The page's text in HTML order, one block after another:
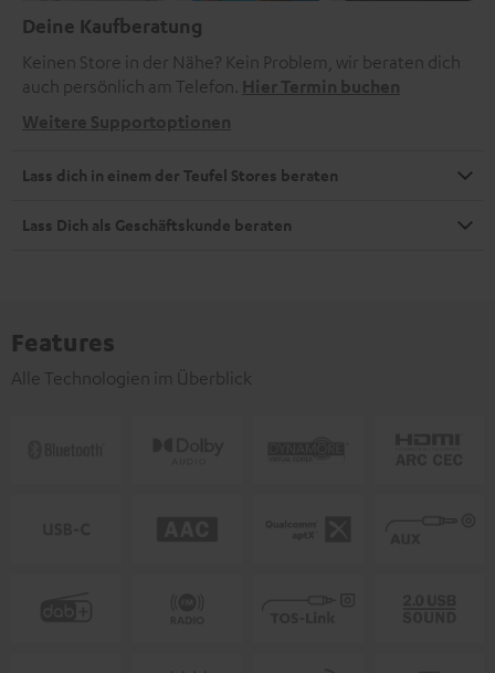
Deine Kaufberatung
Keinen Store in der Nähe? Kein Problem, wir beraten dich
auch persönlich am Telefon. Hier Termin buchen
Weitere Supportoptionen
Lass dich in einem der Teufel Stores beraten
Lass Dich als Geschäftskunde beraten
Features
Alle Technologien im Überblick